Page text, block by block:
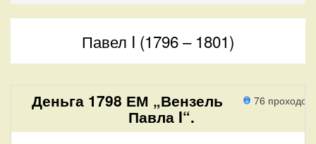
Павел I (1796 – 1801)
76 проходов
Деньга 1798 ЕМ „Вензель
Павла I“.